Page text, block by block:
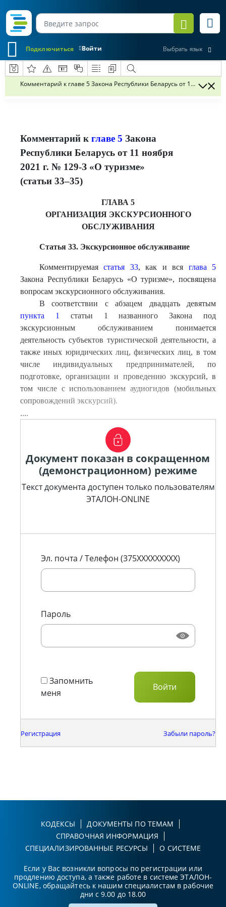
Войти
Подключиться Выбрать язык
Комментарий к главе 5 Закона Республики Беларусь от 11 ноября
Комментарий к главе 5 Закона
Республики Беларусь от 11 ноября
2021 г. № 129-З «О туризме»
(статьи 33–35)
ГЛАВА 5
ОРГАНИЗАЦИЯ ЭКСКУРСИОННОГО
ОБСЛУЖИВАНИЯ
Статья 33. Экскурсионное обслуживание
Комментируемаястатья 33, как и вся глава 5
Закона Республики Беларусь «О туризме», посвящена
вопросам экскурсионного обслуживания.
В соответствии с абзацем двадцать девятым
пункта 1
статьи 1 названного Закона под
экскурсионным обслуживанием понимается
деятельность субъектов туристической деятельности, а
также иных юридических лиц, физических лиц, в том
числе индивидуальных предпринимателей, по
подготовке, организации и проведению экскурсий, в
том числе с использованием аудиогидов (мобильных
сопровождений экскурсий).
....
Документ показан в сокращенном
(демонстрационном) режиме
Текст документа доступен только пользователям
ЭТАЛОН-ONLINE
Эл. почта / Телефон (375XXXXXXXXX)
Пароль
Запомнить
меня
Регистрация Забыли пароль?
КОДЕКСЫ
ДОКУМЕНТЫ ПО ТЕМАМ
СПРАВОЧНАЯ ИНФОРМАЦИЯ
СПЕЦИАЛИЗИРОВАННЫЕ РЕСУРСЫ
О СИСТЕМЕ
Если у Вас возникли вопросы по регистрации или
продлению доступа, а также работе в системе ЭТАЛОН-
ONLINE, обращайтесь к нашим специалистам в рабочие
дни с 9.00 до 18.00